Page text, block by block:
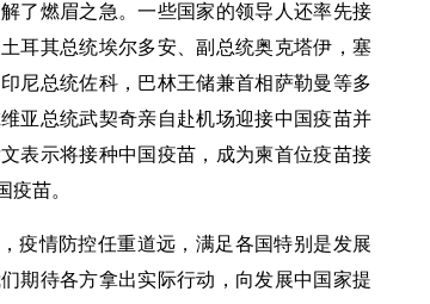
了燃眉之急。一些国家的领导人还率先接
耳其总统埃尔多安、副总统奥克塔伊，塞
尼总统佐科，巴林王储兼首相萨勒曼等多
亚总统武契奇亲自赴机场迎接中国疫苗并
表示将接种中国疫苗，成为柬首位疫苗接
疫苗。
疫情防控任重道远，满足各国特别是发展
期待各方拿出实际行动，向发展中国家提